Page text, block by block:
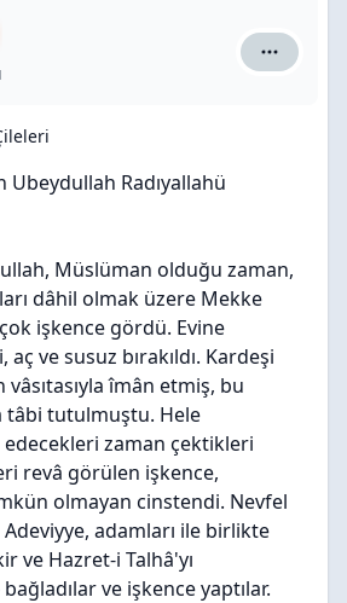
ekberî
Ubeydullah Radıyallahü
Müslüman olduğu zaman,
dâhil olmak üzere Mekke
işkence gördü. Evine
ve susuz bırakıldı. Kardeşi
îmân etmiş, bu
tâbi tutulmuştu. Hele
edecekleri zaman çektikleri
revâ görülen işkence,
olmayan cinstendi. Nevfel
adamları ile birlikte
ve Hazret-i Talhâ'yı
ve işkence yaptılar.